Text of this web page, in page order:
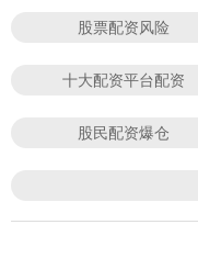
股票配资风险
十大配资平台配资
股民配资爆仓